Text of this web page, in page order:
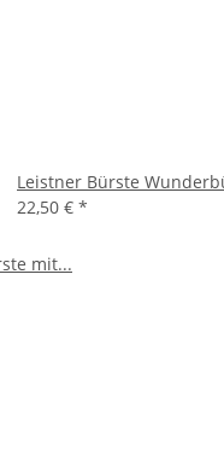
Leistner Bürste
22,50 € *